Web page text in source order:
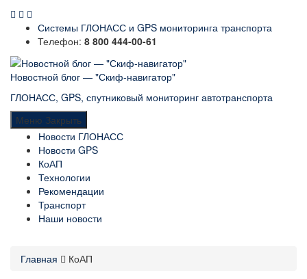
Системы ГЛОНАСС и GPS мониторинга транспорта
Телефон: 8 800 444-00-61
Новостной блог — "Скиф-навигатор"
ГЛОНАСС, GPS, спутниковый мониторинг автотранспорта
Меню Закрыть
Новости ГЛОНАСС
Новости GPS
КоАП
Технологии
Рекомендации
Транспорт
Наши новости
Главная КоАП